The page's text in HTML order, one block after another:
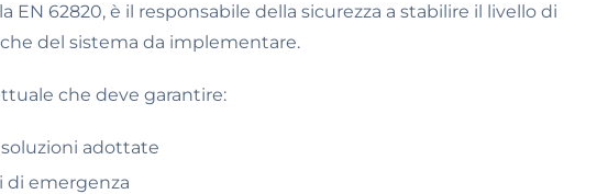
EN 62820, è il responsabile della sicurezza a stabilire il livello di
del sistema da implementare.
che deve garantire:
adottate
di emergenza